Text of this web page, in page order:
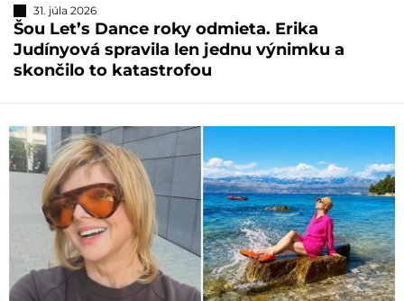
31. júla 2026
Šou Let’s Dance roky odmieta. Erika
Judínyová spravila len jednu výnimku a
skončilo to katastrofou